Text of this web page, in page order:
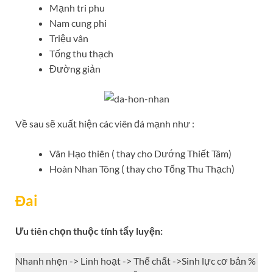
Mạnh tri phu
Nam cung phi
Triệu vân
Tống thu thạch
Đường giản
Về sau sẽ xuất hiện các viên đá mạnh như :
Vân Hạo thiên ( thay cho Dướng Thiết Tâm)
Hoàn Nhan Tông ( thay cho Tống Thu Thạch)
Đai
Ưu tiên chọn thuộc tính tẩy luyện:
Nhanh nhẹn -> Linh hoạt -> Thể chất ->Sinh lực cơ bản %